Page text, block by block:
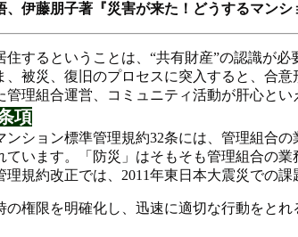
、伊藤朋子著『災害が来た！どうするマンシ
するということは、“共有財産”の認識が必
被災、復旧のプロセスに突入すると、合意
理組合運営、コミュニティ活動が肝心とい
項
ション標準管理規約32条には、管理組合
います。「防災」はそもそも管理組合の業
規約改正では、2011年東日本大震災での
権限を明確化し、迅速に適切な行動をと